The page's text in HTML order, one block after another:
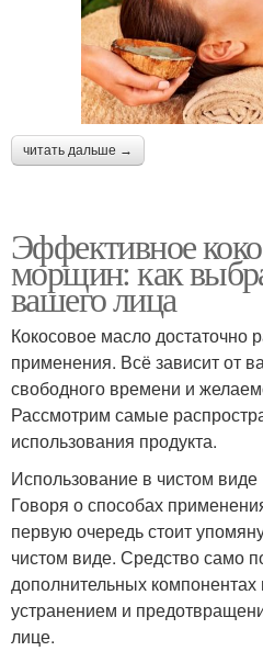
читать дальше →
Эффективное
морщин: как
вашего лица
Кокосовое масло достаточно
применения. Всё зависит от
свободного времени и
Рассмотрим самые
использования продукта.
Использование в чистом виде
Говоря о способах
первую очередь стоит
чистом виде. Средство само
дополнительных компонентах
устранением и
лице.